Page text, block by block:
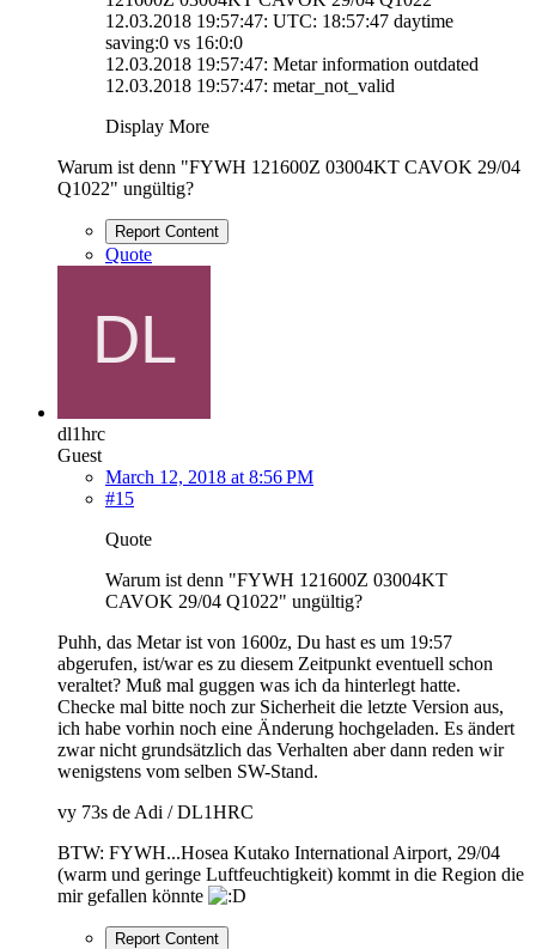
12.03.2018 19:57:47: UTC: 18:57:47 daytime
saving:0 vs 16:0:0
12.03.2018 19:57:47: Metar information outdated
12.03.2018 19:57:47: metar_not_valid
Display More
Warum ist denn "FYWH 121600Z 03004KT CAVOK 29/04
Q1022" ungültig?
Report Content
Quote
dl1hrc
Guest
March 12, 2018 at 8:56 PM
#15
Quote
Warum ist denn "FYWH 121600Z 03004KT
CAVOK 29/04 Q1022" ungültig?
Puhh, das Metar ist von 1600z, Du hast es um 19:57
abgerufen, ist/war es zu diesem Zeitpunkt eventuell schon
veraltet? Muß mal guggen was ich da hinterlegt hatte.
Checke mal bitte noch zur Sicherheit die letzte Version aus,
ich habe vorhin noch eine Änderung hochgeladen. Es ändert
zwar nicht grundsätzlich das Verhalten aber dann reden wir
wenigstens vom selben SW-Stand.
vy 73s de Adi / DL1HRC
BTW: FYWH...Hosea Kutako International Airport, 29/04
(warm und geringe Luftfeuchtigkeit) kommt in die Region die
mir gefallen könnte
Report Content